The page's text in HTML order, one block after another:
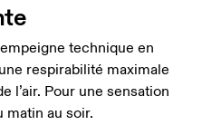
technique en
respirabilité maximale
l’air. Pour une sensation
matin au soir.